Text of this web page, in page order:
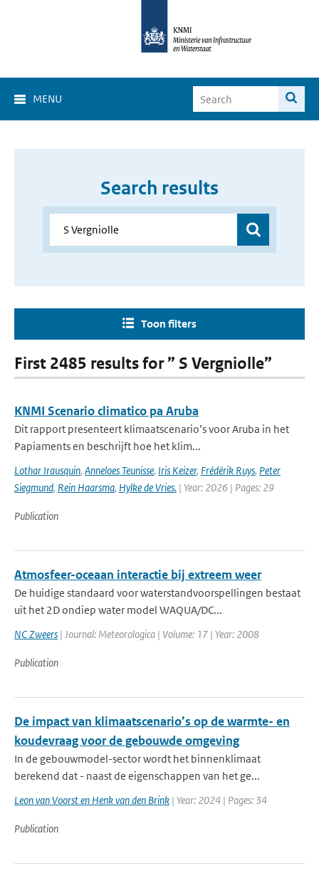
MENU
Search results
Toon filters
First 2485 results for ” S Vergniolle”
KNMI Scenario climatico pa Aruba
Dit rapport presenteert klimaatscenario’s voor Aruba in het
Papiaments en beschrijft hoe het klim...
Lothar Irausquin, Anneloes Teunisse, Iris Keizer, Frédérik Ruys, Peter
Siegmund, Rein Haarsma, Hylke de Vries. | Year: 2026 | Pages: 29
Publication
Atmosfeer-oceaan interactie bij extreem weer
De huidige standaard voor waterstandvoorspellingen bestaat
uit het 2D ondiep water model WAQUA/DC...
NC Zweers | Journal: Meteorologica | Volume: 17 | Year: 2008
Publication
De impact van klimaatscenario’s op de warmte- en
koudevraag voor de gebouwde omgeving
In de gebouwmodel-sector wordt het binnenklimaat
berekend dat - naast de eigenschappen van het ge...
Leon van Voorst en Henk van den Brink | Year: 2024 | Pages: 34
Publication